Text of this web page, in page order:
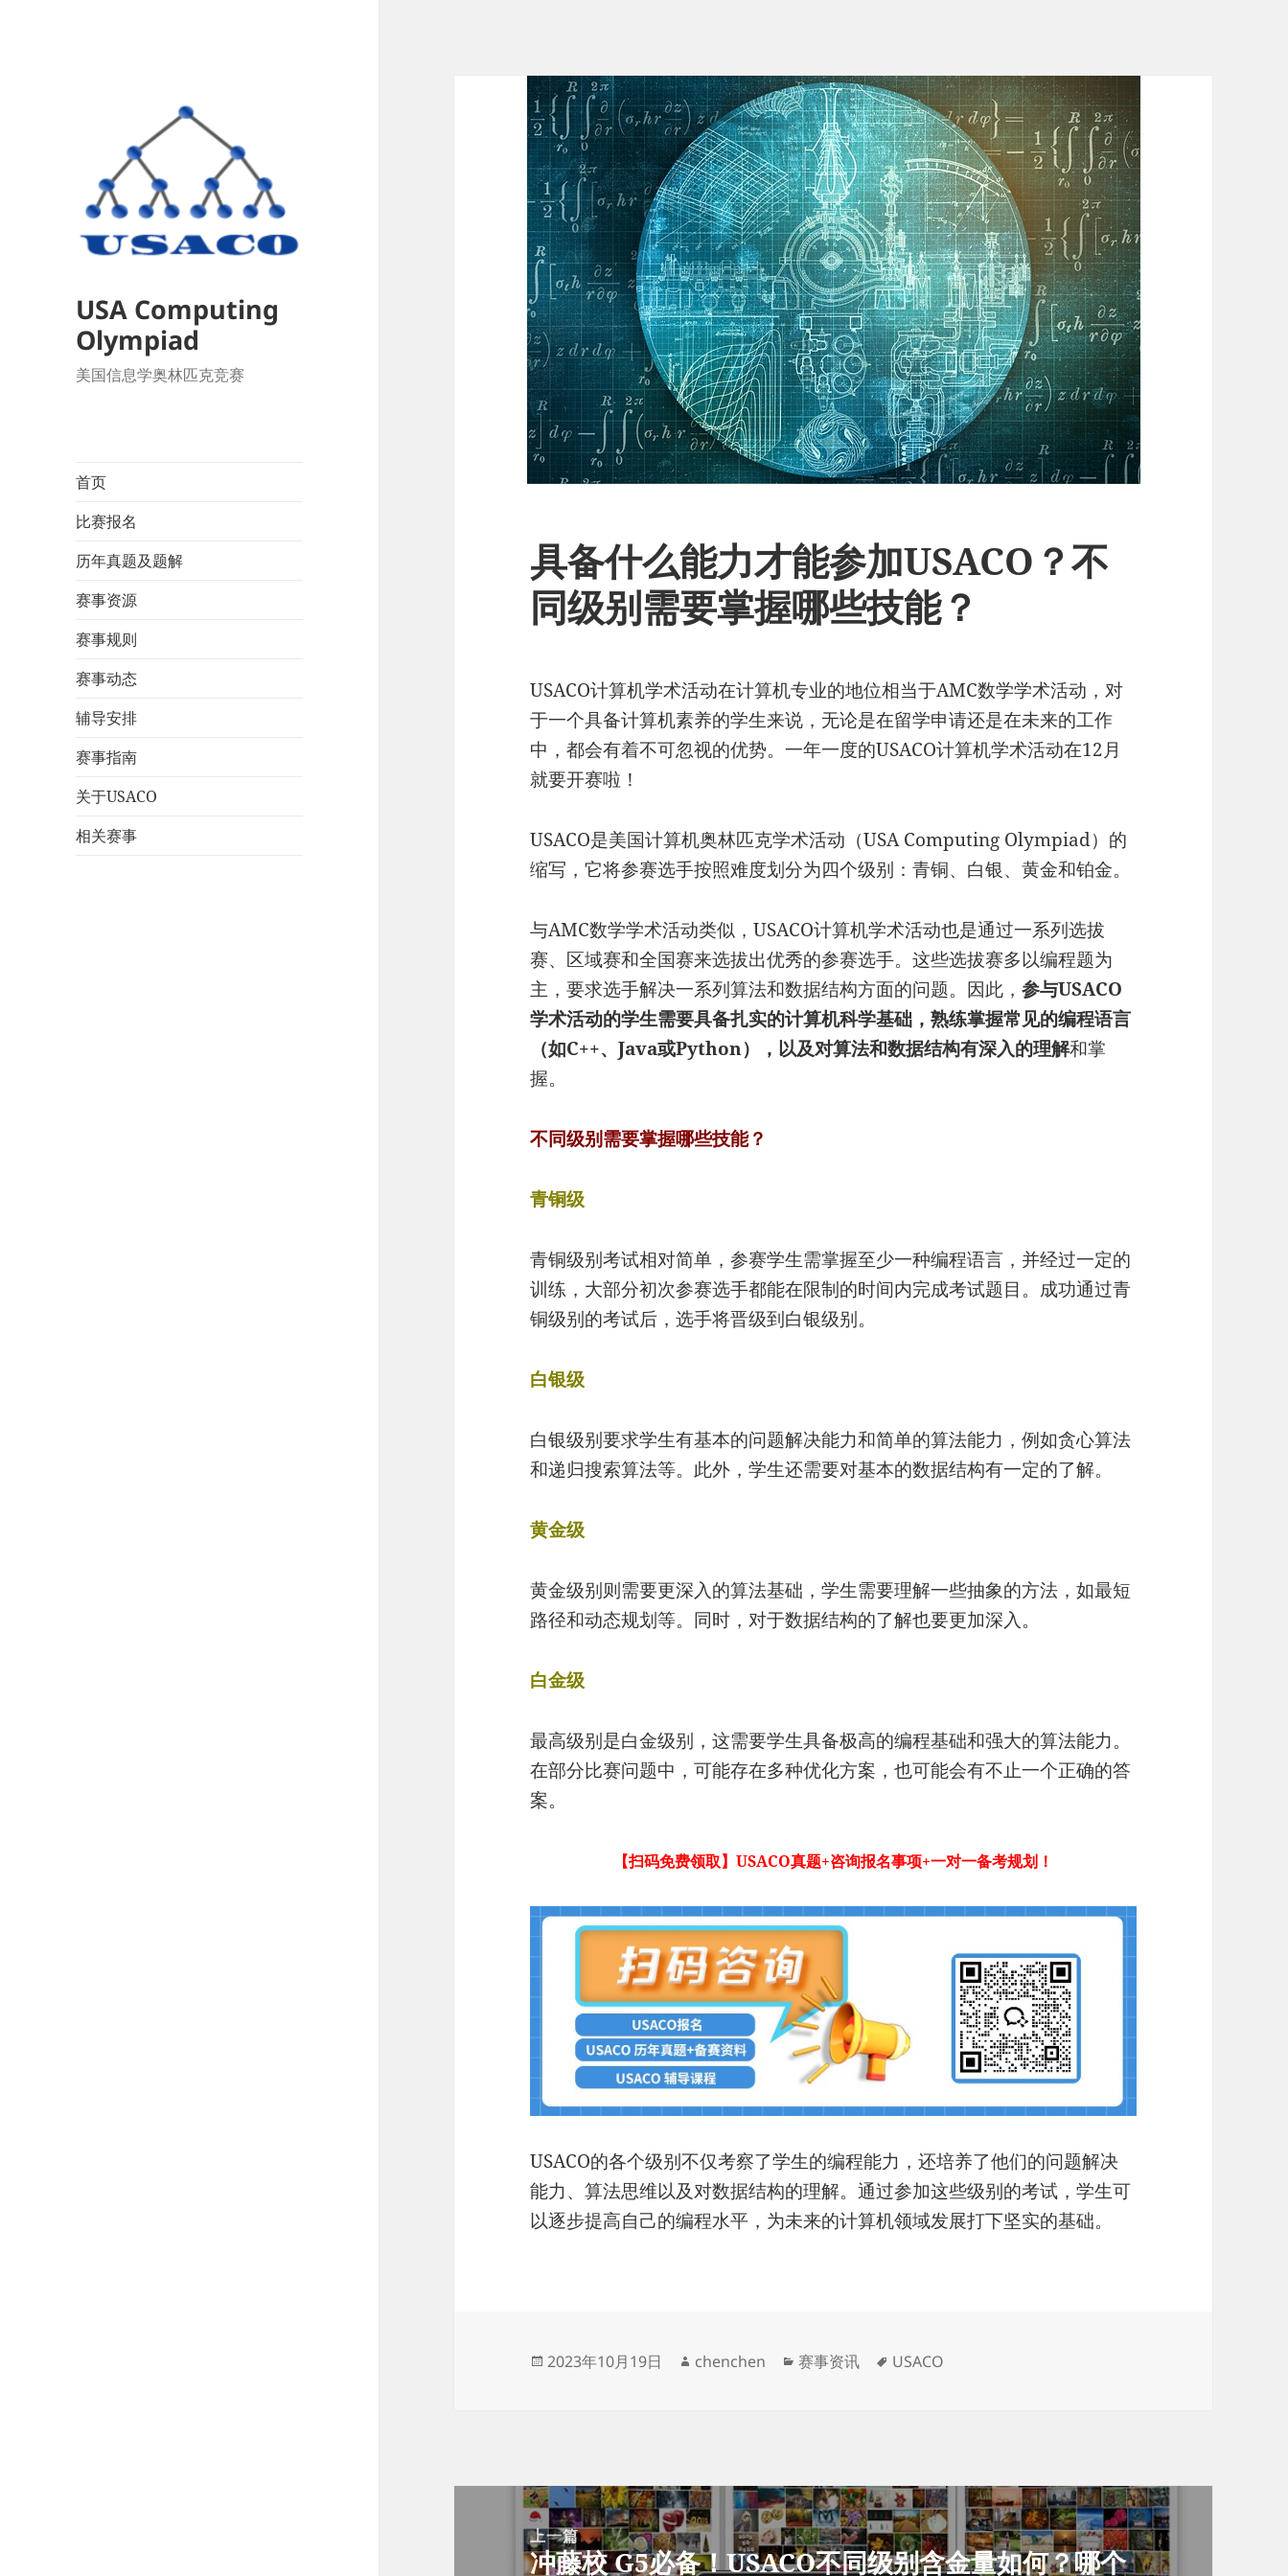
USA Computing
Olympiad
美国信息学奥林匹克竞赛
首页
比赛报名
历年真题及题解
赛事资源
赛事规则
赛事动态
辅导安排
赛事指南
关于USACO
相关赛事
具备什么能力才能参加USACO？不
同级别需要掌握哪些技能？
USACO计算机学术活动在计算机专业的地位相当于AMC数学学术活动，对
于一个具备计算机素养的学生来说，无论是在留学申请还是在未来的工作
中，都会有着不可忽视的优势。一年一度的USACO计算机学术活动在12月
就要开赛啦！
USACO是美国计算机奥林匹克学术活动（USA Computing Olympiad）的
缩写，它将参赛选手按照难度划分为四个级别：青铜、白银、黄金和铂金。
与AMC数学学术活动类似，USACO计算机学术活动也是通过一系列选拔
赛、区域赛和全国赛来选拔出优秀的参赛选手。这些选拔赛多以编程题为
主，要求选手解决一系列算法和数据结构方面的问题。因此，参与USACO
学术活动的学生需要具备扎实的计算机科学基础，熟练掌握常见的编程语言
（如C++、Java或Python），以及对算法和数据结构有深入的理解和掌
握。
不同级别需要掌握哪些技能？
青铜级
青铜级别考试相对简单，参赛学生需掌握至少一种编程语言，并经过一定的
训练，大部分初次参赛选手都能在限制的时间内完成考试题目。成功通过青
铜级别的考试后，选手将晋级到白银级别。
白银级
白银级别要求学生有基本的问题解决能力和简单的算法能力，例如贪心算法
和递归搜索算法等。此外，学生还需要对基本的数据结构有一定的了解。
黄金级
黄金级别则需要更深入的算法基础，学生需要理解一些抽象的方法，如最短
路径和动态规划等。同时，对于数据结构的了解也要更加深入。
白金级
最高级别是白金级别，这需要学生具备极高的编程基础和强大的算法能力。
在部分比赛问题中，可能存在多种优化方案，也可能会有不止一个正确的答
案。
【扫码免费领取】USACO真题+咨询报名事项+一对一备考规划！
USACO的各个级别不仅考察了学生的编程能力，还培养了他们的问题解决
能力、算法思维以及对数据结构的理解。通过参加这些级别的考试，学生可
以逐步提高自己的编程水平，为未来的计算机领域发展打下坚实的基础。
发
2023年10月19日
作
chenchen
分
赛事资讯
标
USACO
上一篇
上
冲藤校 G5必备！USACO不同级别含金量如何？哪个